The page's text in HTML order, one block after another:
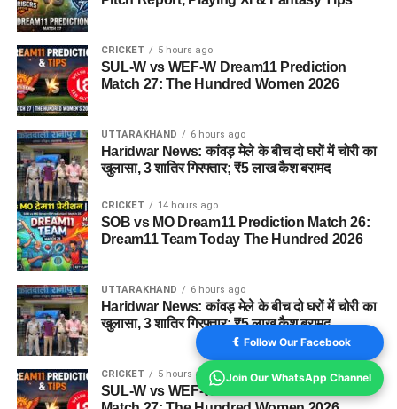
CRICKET 5 hours ago
SUL-W vs WEF-W Dream11 Prediction
Match 27: The Hundred Women 2026
UTTARAKHAND 6 hours ago
Haridwar News: कांवड़ मेले के बीच दो घरों में चोरी का
खुलासा, 3 शातिर गिरफ्तार; ₹5 लाख कैश बरामद
CRICKET 14 hours ago
SOB vs MO Dream11 Prediction Match 26:
Dream11 Team Today The Hundred 2026
UTTARAKHAND 6 hours ago
Haridwar News: कांवड़ मेले के बीच दो घरों में चोरी का
खुलासा, 3 शातिर गिरफ्तार; ₹5 लाख कैश बरामद
CRICKET 5 hours ago
SUL-W vs WEF-W Dream11 Prediction
Follow Our Facebook
Join Our WhatsApp Channel